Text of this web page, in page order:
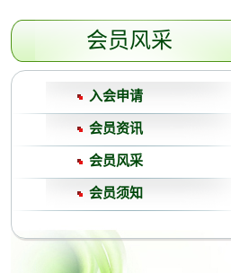
会员风采
入会申请
会员资讯
会员风采
会员须知